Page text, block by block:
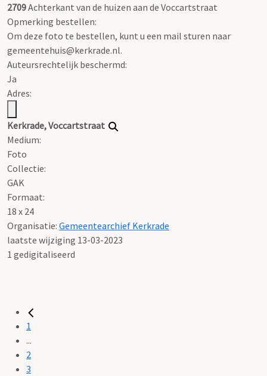
2709Achterkant van de huizen aan de Voccartstraat
Opmerking bestellen:
Om deze foto te bestellen, kunt u een mail sturen naar
gemeentehuis@kerkrade.nl.
Auteursrechtelijk beschermd:
Ja
Adres:
Kerkrade, Voccartstraat
Medium:
Foto
Collectie:
GAK
Formaat:
18 x 24
Organisatie: Gemeentearchief Kerkrade
laatste wijziging 13-03-2023
1 gedigitaliseerd
1
...
2
3